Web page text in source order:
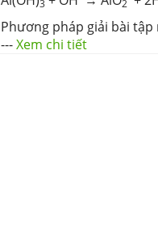
3 2
Phương pháp giải bài
---Xem chi tiết